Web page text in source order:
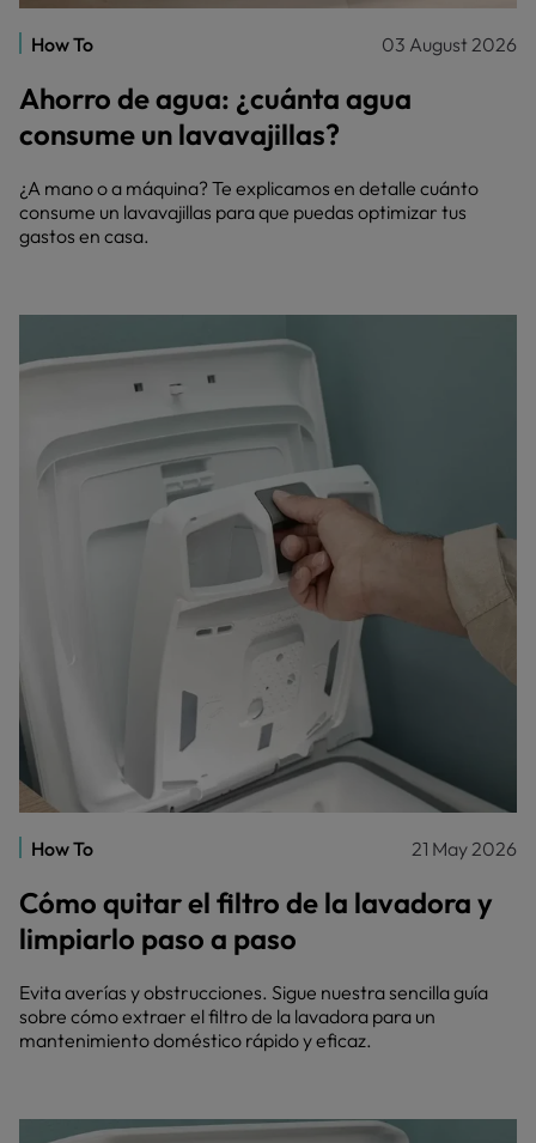
How To 03 August 2026
Ahorro de agua: ¿cuánta agua
consume un lavavajillas?
¿A mano o a máquina? Te explicamos en detalle cuánto
consume un lavavajillas para que puedas optimizar tus
gastos en casa.
How To 21 May 2026
Cómo quitar el filtro de la lavadora y
limpiarlo paso a paso
Evita averías y obstrucciones. Sigue nuestra sencilla guía
sobre cómo extraer el filtro de la lavadora para un
mantenimiento doméstico rápido y eficaz.